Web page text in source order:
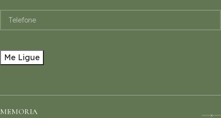
MEMORIA